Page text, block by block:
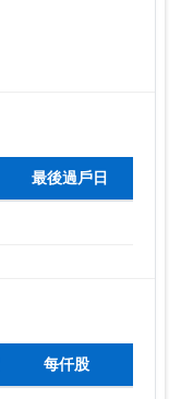
最後過戶日
每仟股